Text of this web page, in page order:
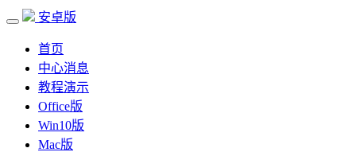
安卓版
首页
中心消息
教程演示
Office版
Win10版
Mac版